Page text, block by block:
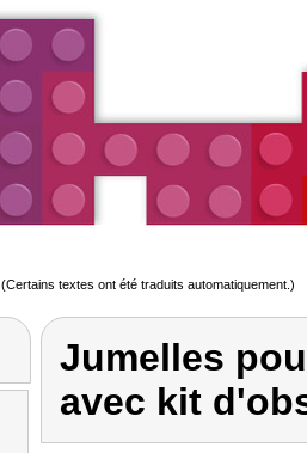
(Certains textes ont été traduits automatiquement.)
Jumelles
avec kit